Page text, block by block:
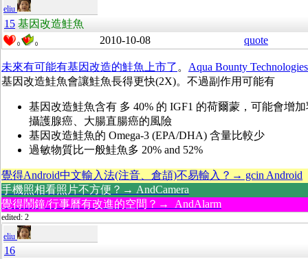
eliu
15 基因改造鮭魚
0 0 2010-10-08 quote
未來有可能有基因改造的鮭魚上市了。 Aqua Bounty
基因改造鮭魚會讓鮭魚長得更快(2X)。不過副作用可能有
基因改造鮭魚含有 多 40% 的 IGF1 的荷爾蒙，可能會增
攝護腺癌、大腸直腸癌的風險
基因改造鮭魚的 Omega-3 (EPA/DHA) 含量比較少
過敏物質比一般鮭魚多 20% and 52%
覺得Android中文輸入法(注音、倉頡)不易輸入？→ gcin Android
手機照相看照片不方便？→ AndCamera
覺得鬧鐘/行事曆有改進的空間？→ AndAlarm
edited: 2
eliu
16